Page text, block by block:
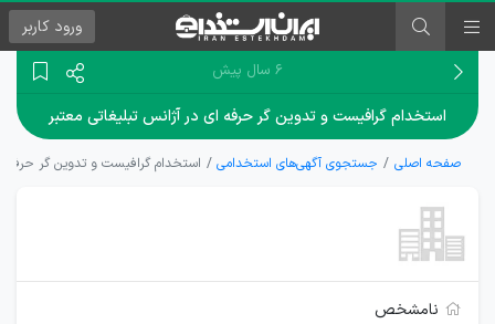
ورود کاربر
۶ سال پیش
استخدام گرافیست و تدوین گر حرفه ای در آژانس تبلیغاتی معتبر
صفحه اصلی جستجوی آگهی‌های استخدامی استخدام گرافیست و تدوین گر حرفه
نامشخص